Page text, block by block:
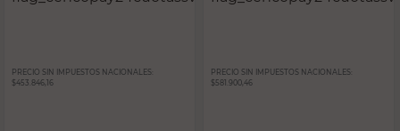
PRECIO SIN IMPUESTOS NACIONALES:
$453.846,16
PRECIO SIN IMPUESTOS NACIONALES:
$581.900,46